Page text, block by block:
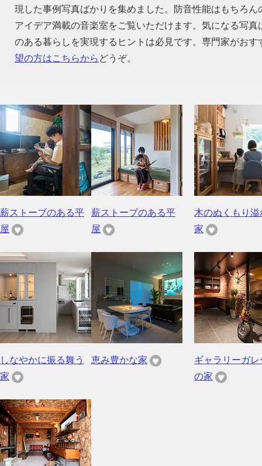
現した事例写真ばかりを集めました。防音性能はもちろ
アイデア満載の音楽室をご覧いただけます。気になる写
のある暮らしを実現するヒントは必見です。専門家がお
望の方はこちらから どうぞ。
薪ストーブのある平
屋
薪ストーブのある平
屋
木のぬくもり溢
家
しなやかに振る舞う
家
恵み豊かな家
ギャラリーガレ
の家